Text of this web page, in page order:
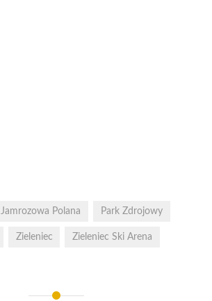
Jamrozowa Polana Park Zdrojowy
Zieleniec Zieleniec Ski Arena